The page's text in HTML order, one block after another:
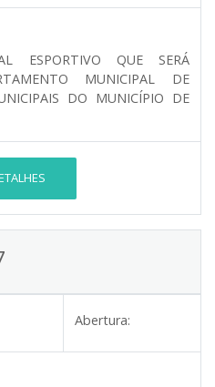
ESPORTIVO QUE SERÁ
MUNICIPAL DE
DO MUNICÍPIO DE
Abertura: